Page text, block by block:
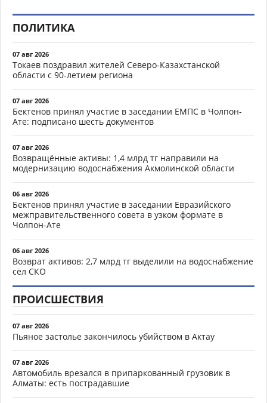
ПОЛИТИКА
07 авг 2026
Токаев поздравил жителей Северо-Казахстанской
области с 90-летием региона
07 авг 2026
Бектенов принял участие в заседании ЕМПС в Чолпон-
Ате: подписано шесть документов
07 авг 2026
Возвращённые активы: 1,4 млрд тг направили на
модернизацию водоснабжения Акмолинской области
06 авг 2026
Бектенов принял участие в заседании Евразийского
межправительственного совета в узком формате в
Чолпон-Ате
06 авг 2026
Возврат активов: 2,7 млрд тг выделили на водоснабжение
сёл СКО
ПРОИСШЕСТВИЯ
07 авг 2026
Пьяное застолье закончилось убийством в Актау
07 авг 2026
Автомобиль врезался в припаркованный грузовик в
Алматы: есть пострадавшие